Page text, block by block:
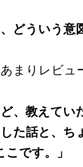
、どういう意
あまりレビ
ど、教えて
た話と、ち
です。」